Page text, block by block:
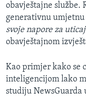
obavještajne službe.
generativnu
svoje napore za
obavještajnom
Kao primjer kako se
inteligencijom lako
studiju NewsGuarda